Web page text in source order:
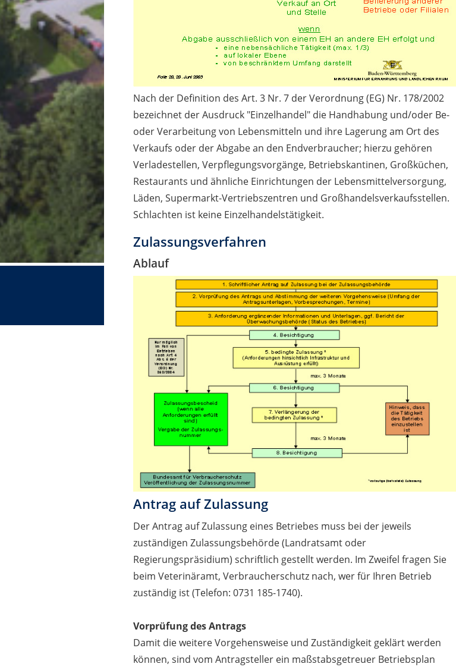
Nach der Definition des Art. 3 Nr. 7 der Verordnung (EG) Nr. 178/2002
bezeichnet der Ausdruck "Einzelhandel" die Handhabung und/oder Be-
oder Verarbeitung von Lebensmitteln und ihre Lagerung am Ort des
Verkaufs oder der Abgabe an den Endverbraucher; hierzu gehören
Verladestellen, Verpflegungsvorgänge, Betriebskantinen, Großküchen,
Restaurants und ähnliche Einrichtungen der Lebensmittelversorgung,
Läden, Supermarkt-Vertriebszentren und Großhandelsverkaufsstellen.
Schlachten ist keine Einzelhandelstätigkeit.
Zulassungsverfahren
Ablauf
Antrag auf Zulassung
Der Antrag auf Zulassung eines Betriebes muss bei der jeweils
zuständigen Zulassungsbehörde (Landratsamt oder
Regierungspräsidium) schriftlich gestellt werden. Im Zweifel fragen Sie
beim Veterinäramt, Verbraucherschutz nach, wer für Ihren Betrieb
zuständig ist (Telefon: 0731 185-1740).
Vorprüfung des Antrags
Damit die weitere Vorgehensweise und Zuständigkeit geklärt werden
können, sind vom Antragsteller ein maßstabsgetreuer Betriebsplan